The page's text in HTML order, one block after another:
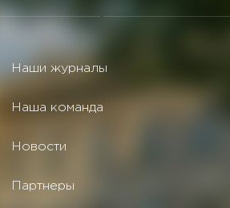
Наши журналы
Наша команда
Новости
Партнеры